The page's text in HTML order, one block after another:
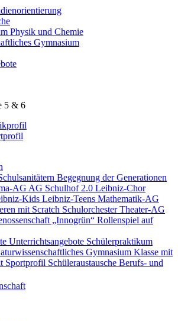
Physik und Chemie
Gymnasium
5 & 6
Begegnung der Generationen
AG AG Schulhof 2.0 Leibniz-Chor
Kids Leibniz-Teens Mathematik-AG
mit Scratch SchulorchesterTheater-AG
„Innogrün“ Rollenspiel auf
Unterrichtsangebote Schülerpraktikum
Gymnasium Klasse mit
Sportprofil Schüleraustausche Berufs- und